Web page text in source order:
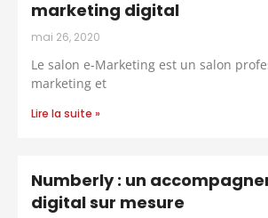
marketing digital
mai 26, 2020
Le salon e-Marketing est un salon
marketing et
Lire la suite »
Numberly : un
digital sur mesure